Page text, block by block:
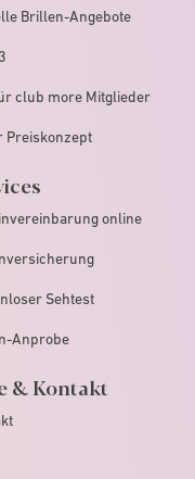
Brillen-Angebote
club more Mitglieder
Preiskonzept
online
Sehtest
Anprobe
& Kontakt